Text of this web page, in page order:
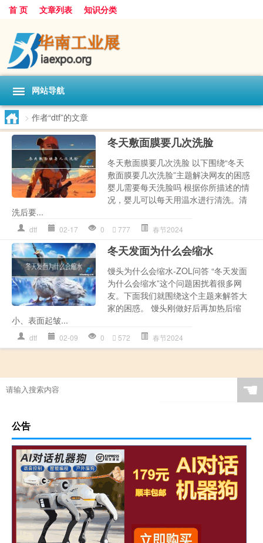
首 页 文章列表 知识分类
网站导航
> 作者“dtf”的文章
冬天敷面膜要几次洗脸
冬天敷面膜要几次洗脸 以下围绕“冬天
敷面膜要几次洗脸”主题解决网友的困惑
婴儿需要每天洗脸吗 根据你所描述的情
况，婴儿可以每天用温水进行清洗。清
洗后要...
dtf 02-17 0 777 春节2024
冬天发面为什么会缩水
馒头为什么会缩水-ZOL问答 “冬天发面
为什么会缩水”这个问题困扰着很多网
友。下面我们就围绕这个主题来解答大
家的困惑。 馒头刚做好后再加热后缩
小、表面起皱...
dtf 02-09 0 572 春节2024
☚
公告